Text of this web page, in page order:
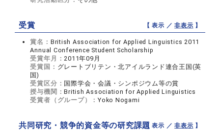
受賞 【 表示 ／非表示 】
賞名： British Association for Applied Linguistics 2011
Annual Conference Student Scholarship
受賞年月：2011年09月
受賞国： グレートブリテン・北アイルランド連合王国(英
国)
受賞区分： 国際学会・会議・シンポジウム等の賞
授与機関：British Association for Applied Linguistics
受賞者（グループ）：Yoko Nogami
共同研究・競争的資金等の研究課題【 表示 ／非表示 】